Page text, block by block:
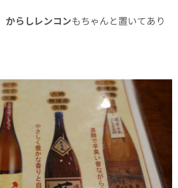
からしレンコンもちゃんと置いてあり